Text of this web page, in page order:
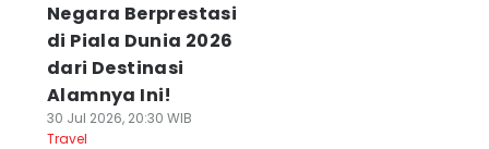
Negara Berprestasi
di Piala Dunia 2026
dari Destinasi
Alamnya Ini!
30 Jul 2026, 20:30 WIB
Travel